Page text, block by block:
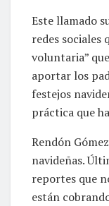
Este llamado
redes sociales
voluntaria”
aportar los
festejos
práctica que
Rendón
navideñas.
reportes que
están